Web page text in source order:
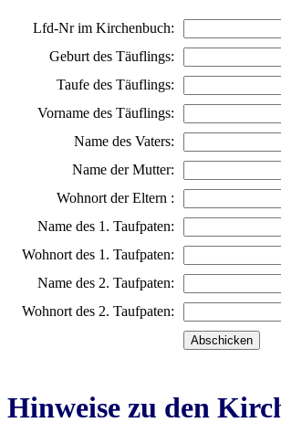
Lfd-Nr im Kirchenbuch:
Geburt des Täuflings:
Taufe des Täuflings:
Vorname des Täuflings:
Name des Vaters:
Name der Mutter:
Wohnort der Eltern :
Name des 1. Taufpaten:
Wohnort des 1. Taufpaten:
Name des 2. Taufpaten:
Wohnort des 2. Taufpaten:
Hinweise zu den